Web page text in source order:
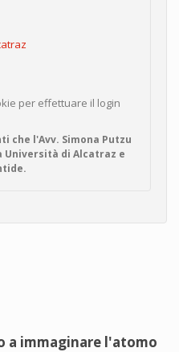
per effettuare il login
che l'Avv. Simona Putzu
Università di Alcatraz e
a immaginare l'atomo